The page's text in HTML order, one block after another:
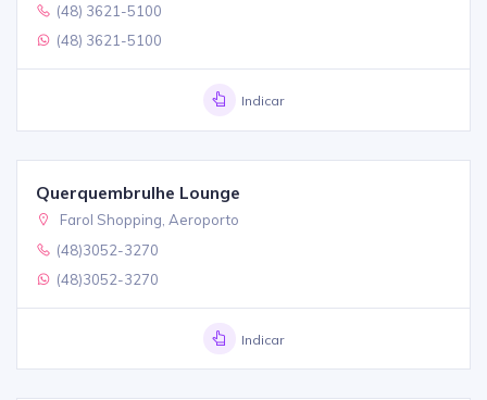
(48) 3621-5100
(48) 3621-5100
Indicar
Querquembrulhe Lounge
Farol Shopping, Aeroporto
(48)3052-3270
(48)3052-3270
Indicar